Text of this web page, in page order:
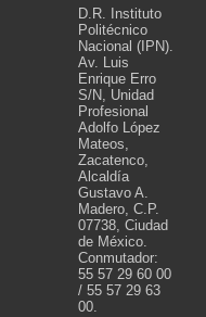
D.R. Instituto
Politécnico
Nacional (IPN).
Av. Luis
Enrique Erro
S/N, Unidad
Profesional
Adolfo López
Mateos,
Zacatenco,
Alcaldía
Gustavo A.
Madero, C.P.
07738, Ciudad
de México.
Conmutador:
55 57 29 60 00
/ 55 57 29 63
00.